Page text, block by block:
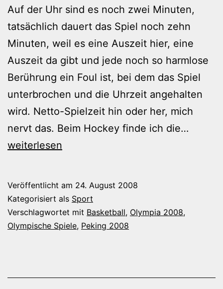
Auf der Uhr sind es noch zwei Minuten,
tatsächlich dauert das Spiel noch zehn
Minuten, weil es eine Auszeit hier, eine
Auszeit da gibt und jede noch so harmlose
Berührung ein Foul ist, bei dem das Spiel
unterbrochen und die Uhrzeit angehalten
wird. Netto-Spielzeit hin oder her, mich
nervt das. Beim Hockey finde ich die…
weiterlesen
Veröffentlicht am 24. August 2008
Kategorisiert als Sport
Verschlagwortet mit Basketball, Olympia 2008,
Olympische Spiele, Peking 2008